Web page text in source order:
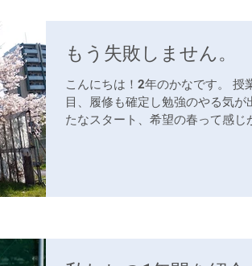
もう失敗しません。
こんにちは！2年のかなです。 授
目、履修も確定し勉強のやる気が
たなスタート、希望の春って感じ